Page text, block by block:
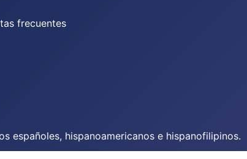
frecuentes
españoles, hispanoamericanos e hispanofilipinos.